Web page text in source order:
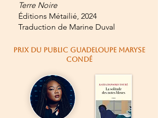
Terre Noire
Éditions Métailié, 2024
Traduction de Marine Duval
PRIX DU PUBLIC GUADELOUPE MARYSE
CONDÉ